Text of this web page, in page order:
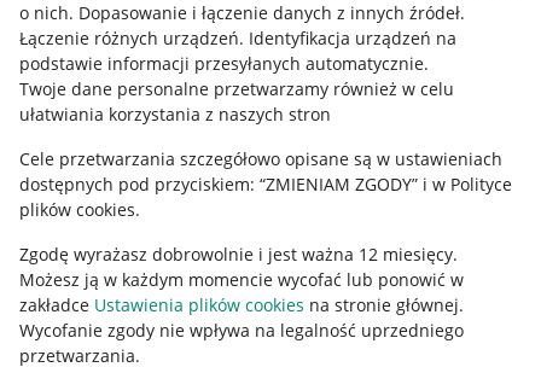
o nich. Dopasowanie i łączenie danych z innych źródeł.
Łączenie różnych urządzeń. Identyfikacja urządzeń na
podstawie informacji przesyłanych automatycznie.
Twoje dane personalne przetwarzamy również w celu
ułatwiania korzystania z naszych stron
Cele przetwarzania szczegółowo opisane są w ustawieniach
dostępnych pod przyciskiem: “ZMIENIAM ZGODY” i w Polityce
plików cookies.
Zgodę wyrażasz dobrowolnie i jest ważna 12 miesięcy.
Możesz ją w każdym momencie wycofać lub ponowić w
zakładce Ustawienia plików cookies na stronie głównej.
Wycofanie zgody nie wpływa na legalność uprzedniego
przetwarzania.
Regulamin
Polityka plików "cookies"
Ustawienia plików "cookies"
Udostępnianie lokalizacji
Informacje dla Aktu o Usługach Cyfrowych
Pobierz aplikację